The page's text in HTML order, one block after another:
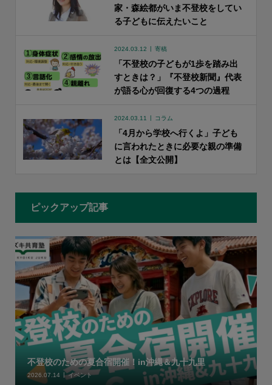
家・森絵都がいま不登校をしてい
る子どもに伝えたいこと
2024.03.12 寄稿
「不登校の子どもが1歩を踏み出
すときは？」『不登校新聞』代表
が語る心が回復する4つの過程
2024.03.11 コラム
「4月から学校へ行くよ」子ども
に言われたときに必要な親の準備
とは【全文公開】
ピックアップ記事
不登校のための夏合宿開催！in沖縄＆九十九里
2026.07.14 イベント